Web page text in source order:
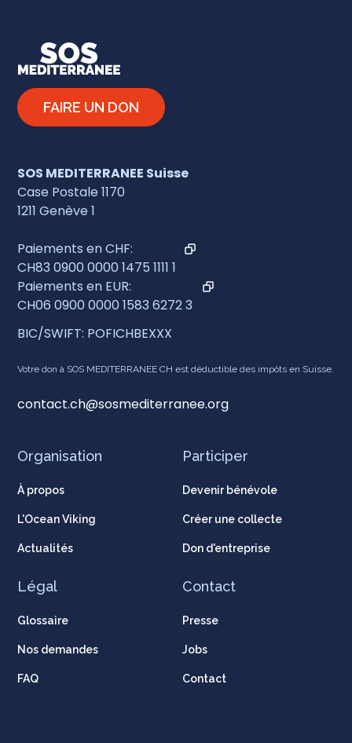
FAIRE UN DON
Organisation
À propos
L'Ocean Viking
Actualités
Participer
Devenir bénévole
Créer une collecte
Don d'entreprise
Légal
Glossaire
Nos demandes
FAQ
Contact
Presse
Jobs
Contact
SOS MEDITERRANEE Suisse
Case Postale 1170
1211 Genève 1
Paiements en CHF:
CH83 0900 0000 1475 1111 1
Paiements en EUR:
CH06 0900 0000 1583 6272 3
BIC/SWIFT: POFICHBEXXX
Votre don à SOS MEDITERRANEE CH est déductible des impôts en Suisse.
contact.ch@sosmediterranee.org